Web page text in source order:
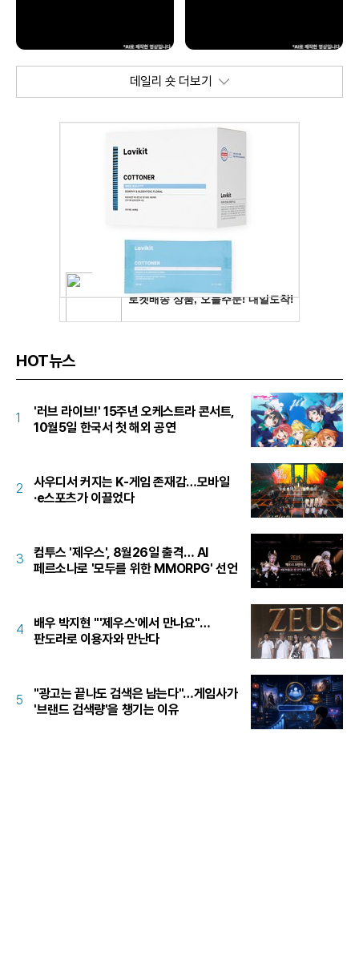
데일리 숏 더보기
HOT뉴스
1
'러브 라이브!' 15주년 오케스트라 콘서트,
10월5일 한국서 첫 해외 공연
2
사우디서 커지는 K-게임 존재감…모바일
·e스포츠가 이끌었다
3
컴투스 '제우스', 8월26일 출격… AI
페르소나로 '모두를 위한 MMORPG' 선언
4
배우 박지현 "'제우스'에서 만나요"…
판도라로 이용자와 만난다
5
"광고는 끝나도 검색은 남는다"…게임사가
'브랜드 검색량'을 챙기는 이유